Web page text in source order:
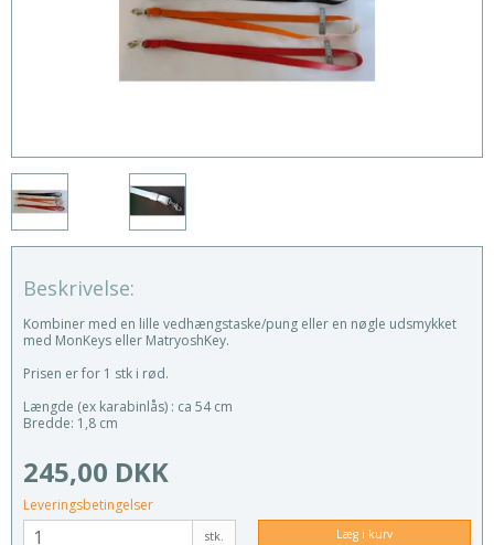
Beskrivelse:
Kombiner med en lille vedhængstaske/pung eller en nøgle udsmykket
med MonKeys eller MatryoshKey.
Prisen er for 1 stk i rød.
Længde (ex karabinlås) : ca 54 cm
Bredde: 1,8 cm
245,00 DKK
Leveringsbetingelser
stk. Læg i kurv